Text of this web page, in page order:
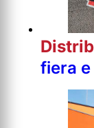
fiera